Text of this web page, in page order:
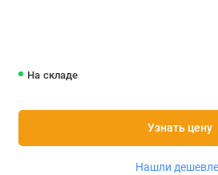
На складе
Узнать цену
Нашли